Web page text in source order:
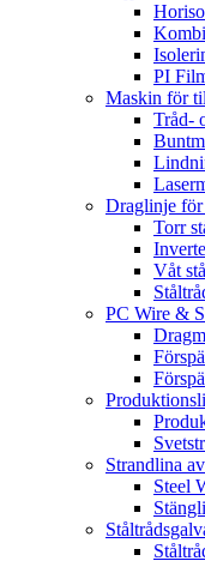
PI
Maskin för
Tråd-
Draglinje för
Torr
Våt
PC Wire &
Strandlina
Steel